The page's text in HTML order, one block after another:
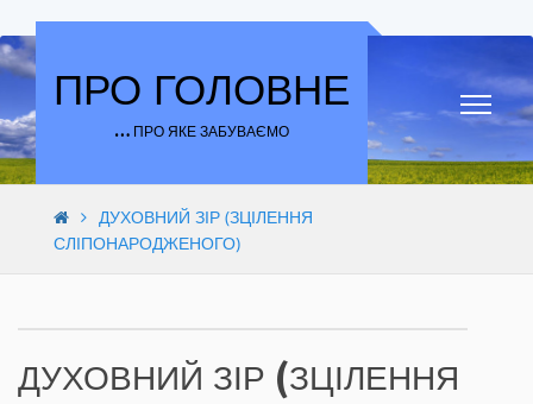
Skip to content
ПРО ГОЛОВНЕ
… ПРО ЯКЕ ЗАБУВАЄМО
ДУХОВНИЙ ЗІР (ЗЦІЛЕННЯ
СЛІПОНАРОДЖЕНОГО)
ДУХОВНИЙ ЗІР (ЗЦІЛЕННЯ